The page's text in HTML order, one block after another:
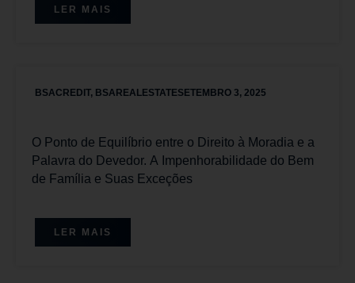
LER MAIS
BSACREDIT, BSAREALESTATESETEMBRO 3, 2025
O Ponto de Equilíbrio entre o Direito à Moradia e a
Palavra do Devedor. A Impenhorabilidade do Bem
de Família e Suas Exceções
LER MAIS